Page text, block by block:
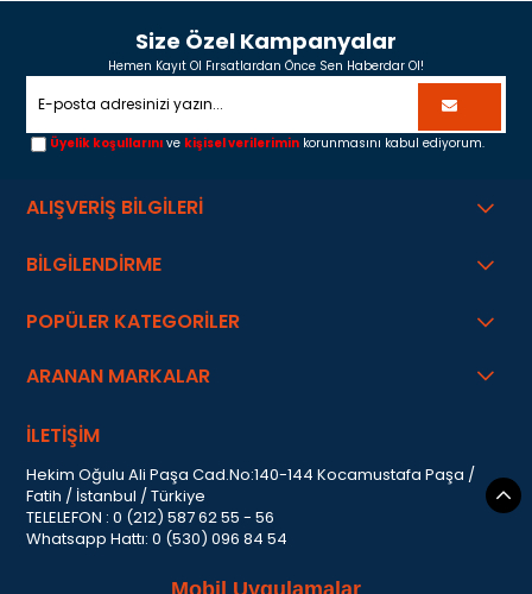
Size Özel Kampanyalar
Hemen Kayıt Ol Fırsatlardan Önce Sen Haberdar Ol!
Üyelik koşullarını ve kişisel verilerimin korunmasını kabul ediyorum.
ALIŞVERİŞ BİLGİLERİ
BİLGİLENDİRME
POPÜLER KATEGORİLER
ARANAN MARKALAR
İLETİŞİM
Hekim Oğulu Ali Paşa Cad.No:140-144 Kocamustafa Paşa /
Fatih / İstanbul / Türkiye
TELELEFON : 0 (212) 587 62 55 - 56
Whatsapp Hattı: 0 (530) 096 84 54
Mobil Uygulamalar